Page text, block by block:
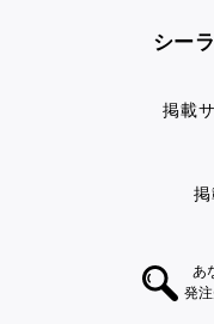
シー
掲載
掲
あ
発